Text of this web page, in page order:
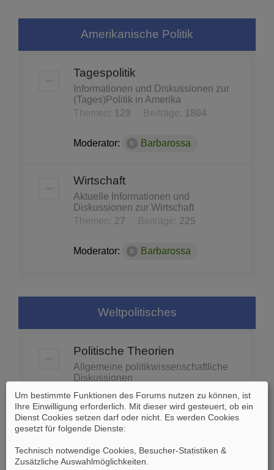
Amerikanische Politik
Tagespolitik
Informationen und Diskussionen zur
(Tages)Politik in Amerika
Themen:
129 Beiträge: 1804
Moderator: Barbarossa
Wirtschaft
Aktuelle Informationen und
Diskussionen zur Wirtschaft
Themen: 27 Beiträge: 225
Moderator: Barbarossa
Weltpolitisches
Politische Theorien
Allgemeine politikwissenschaftliche
Diskussionen
Themen:
74 Beiträge:1453
Moderator: Barbarossa
Globale Politik - Organisationen
Um bestimmte Funktionen des Forums nutzen zu können, ist
Ihre Einwilligung erforderlich. Mit dieser wird gesteuert, ob ein
Dienst Cookies setzen darf oder nicht. Es werden Cookies
gesetzt für folgende Dienste:
Technisch notwendige Cookies, Besucher-Statistiken &
Zusätzliche Auswahlmöglichkeiten